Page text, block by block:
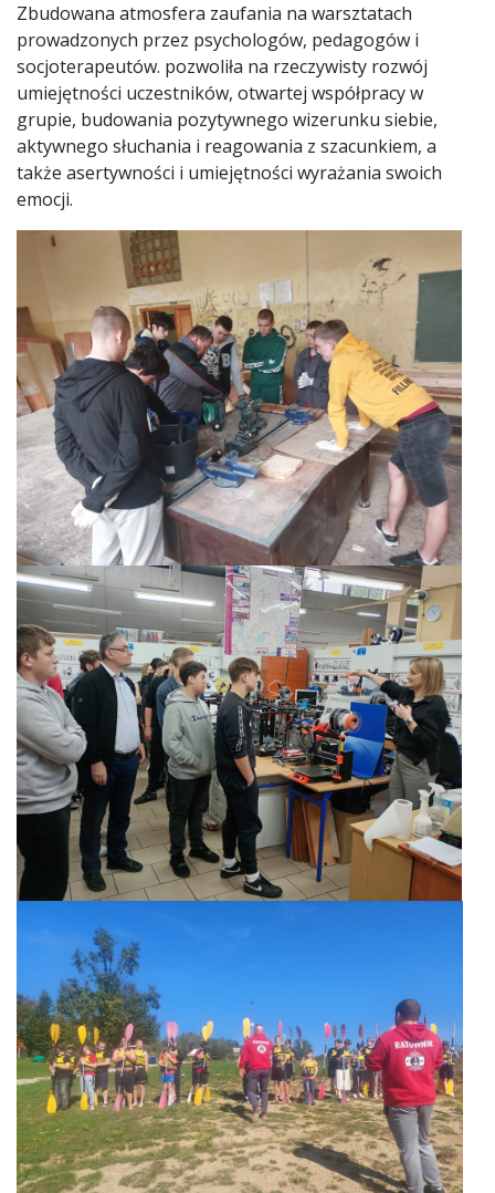
Zbudowana atmosfera zaufania na warsztatach
prowadzonych przez psychologów, pedagogów i
socjoterapeutów. pozwoliła na rzeczywisty rozwój
umiejętności uczestników, otwartej współpracy w
grupie, budowania pozytywnego wizerunku siebie,
aktywnego słuchania i reagowania z szacunkiem, a
także asertywności i umiejętności wyrażania swoich
emocji.